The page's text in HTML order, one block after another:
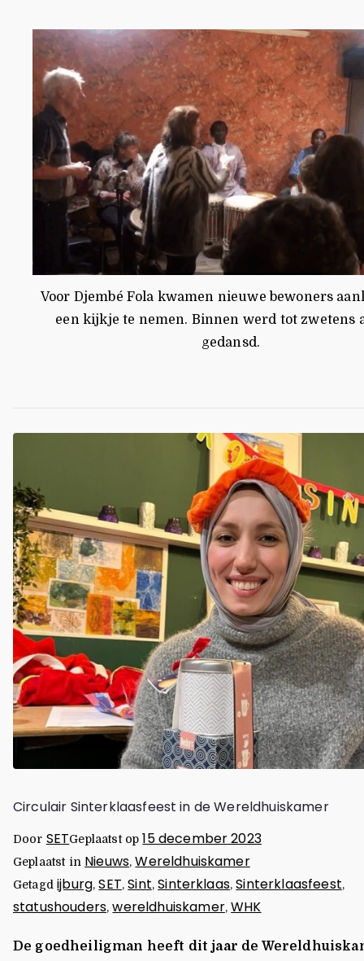
Voor Djembé Fola kwamen nieuwe bewoners
een kijkje te nemen. Binnen werd tot zwetens
gedansd.
Circulair Sinterklaasfeest in de Wereldhuiskamer
Door SETGeplaatst op15 december 2023
Geplaatst in Nieuws,Wereldhuiskamer
Getagdijburg,SET,Sint,Sinterklaas,Sinterklaasfeest,
statushouders,wereldhuiskamer,WHK
De goedheiligman heeft dit jaar de